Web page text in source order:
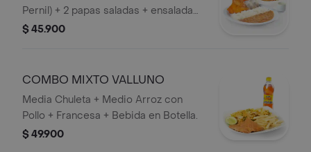
Pernil) + 2 papas saladas + ensalada
caribe mediana + arroz + frijol+
$ 45.900
COMBO MIXTO VALLUNO
Media Chuleta + Medio Arroz con
Pollo + Francesa + Bebida en Botella.
$ 49.900